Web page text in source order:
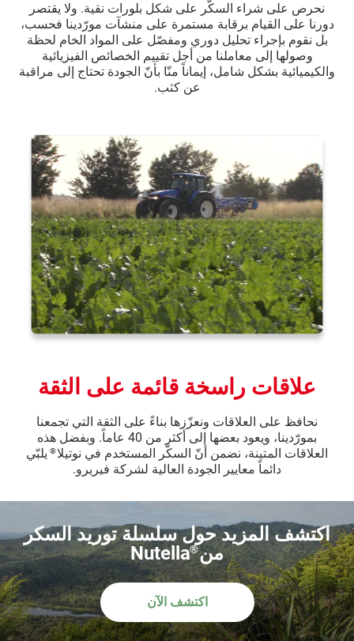
نحرص على شراء السكّر على شكل بلورات نقية. ولا يقتصر
دورنا على القيام برقابة مستمرة على منشآت مورّدينا فحسب،
بل نقوم بإجراء تحليل دوري ومفصّل على المواد الخام لحظة
وصولها إلى معاملنا من أجل تقييم الخصائص الفيزيائية
والكيميائية بشكل شامل، إيماناً منّا بأنّ الجودة تحتاج إلى مراقبة
عن كثب.
علاقات راسخة قائمة على الثقة
نحافظ على العلاقات ونعزّزها بناءً على الثقة التي تجمعنا
بمورّدينا، ويعود بعضها إلى أكثر من 40 عاماً. وبفضل هذه
العلاقات المتينة، نضمن أنّ السكّر المستخدم في نوتيلا®يلبّي
دائماً معايير الجودة العالية لشركة فيريرو.
اكتشف المزيد حول سلسلة توريد السكر
من Nutella®
اكتشف الآن